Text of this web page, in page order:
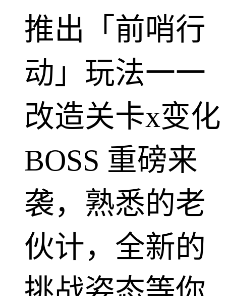
推出「前哨行
动」玩法一一
改造关卡x变化
BOSS 重磅来
袭，熟悉的老
伙计，全新的